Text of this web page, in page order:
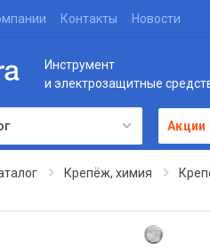
Контакты Новости
Инструмент
и электрозащитные
Акции
Крепёж, химия